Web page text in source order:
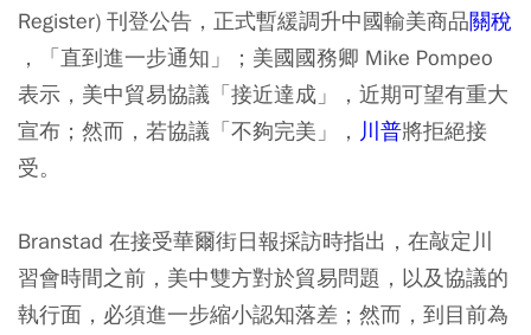
Register) 刊登公告，正式暫緩調升中國輸美商品關稅
，「直到進一步通知」；美國國務卿 Mike Pompeo
表示，美中貿易協議「接近達成」，近期可望有重大
宣布；然而，若協議「不夠完美」， 川普將拒絕接
受。
Branstad 在接受華爾街日報採訪時指出，在敲定川
習會時間之前，美中雙方對於貿易問題，以及協議的
執行面，必須進一步縮小認知落差；然而，到目前為